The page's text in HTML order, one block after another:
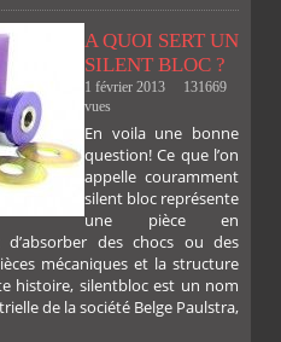
A QUOI SERT UN
SILENT BLOC ?
1 février 2013
131669
vues
En voila une bonne
question! Ce que l’on
appelle couramment
silent bloc représente
une pièce en
des chocs ou des
mécaniques et la structure
histoire, silentbloc est un nom
de la société Belge Paulstra,